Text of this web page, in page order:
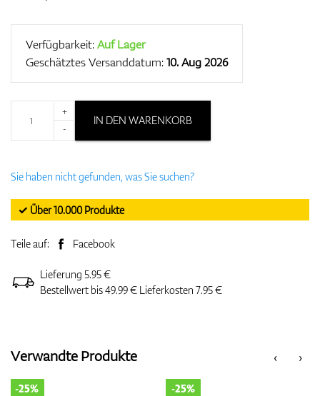
Verfügbarkeit:Auf Lager
Geschätztes Versanddatum:10. Aug 2026
+
-
IN DEN WARENKORB
Sie haben nicht gefunden, was Sie suchen?
✓ Über 10.000 Produkte
Teile auf: Facebook
Lieferung 5.95 €
Bestellwert bis 49.99 € Lieferkosten 7.95 €
‹
Verwandte Produkte ›
-25% -25%